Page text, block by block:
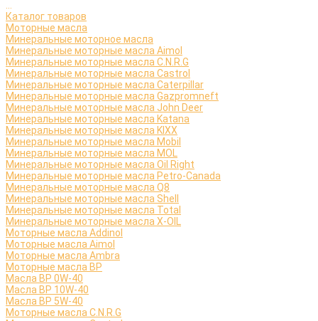
Каталог товаров
Моторные масла
Минеральные моторное масла
Минеральные моторные масла Aimol
Минеральные моторные масла C.N.R.G
Минеральные моторные масла Castrol
Минеральные моторные масла Caterpillar
Минеральные моторные масла Gazpromneft
Минеральные моторные масла John Deer
Минеральные моторные масла Katana
Минеральные моторные масла KIXX
Минеральные моторные масла Mobil
Минеральные моторные масла MOL
Минеральные моторные масла Oil Right
Минеральные моторные масла Petro-Canada
Минеральные моторные масла Q8
Минеральные моторные масла Shell
Минеральные моторные масла Total
Минеральные моторные масла X-OIL
Моторные масла Addinol
Моторные масла Aimol
Моторные масла Ambra
Моторные масла BP
Масла BP 0W-40
Масла BP 10W-40
Масла BP 5W-40
Моторные масла C.N.R.G